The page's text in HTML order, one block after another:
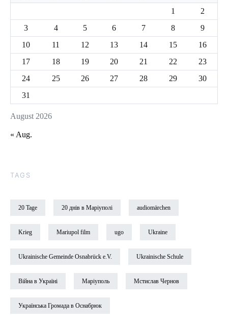
August 2026
1
2
3
4 5 6 7 8
9
10
11 12 13 14 15
16
17
18 19 20 21 22
23
24
25 26 27 28 29
30
31
« Aug.
TAGS
20 Tage 20 днів в Маріуполі audiomärchen
Krieg Mariupol film ugo Ukraine
Ukrainische Gemeinde Osnabrück e.V. Ukrainische Schule
Війна в Україні Маріуполь Мстислав Чернов
Українська Громада в Оснабрюк